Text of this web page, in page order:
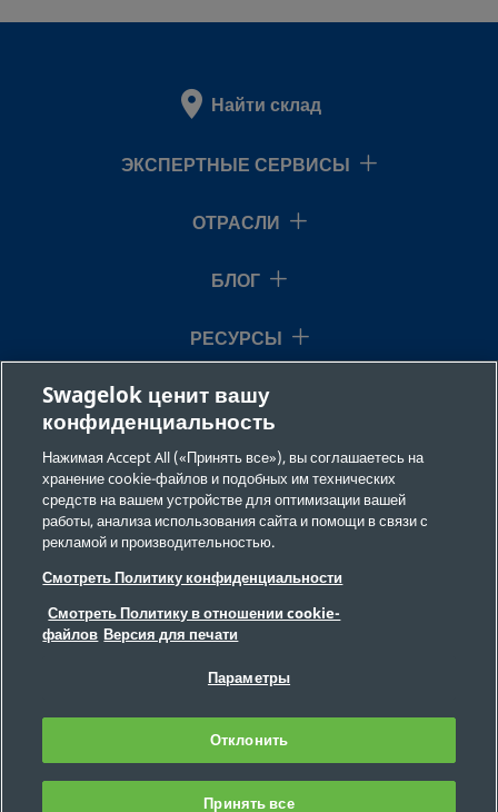
Найти склад
ЭКСПЕРТНЫЕ СЕРВИСЫ
ОТРАСЛИ
БЛОГ
РЕСУРСЫ
О НАС
Конфиденциальность
Юридическая информация
ВЫХОДНЫЕ ДАННЫЕ
Часто задаваемые вопросы
Настройки файлов cookie
Запрет на продажу и передачу
персональной информации
Swagelok ценит вашу
конфиденциальность
Нажимая Accept All («Принять все»), вы соглашаетесь на
хранение cookie-файлов и подобных им технических
средств на вашем устройстве для оптимизации вашей
работы, анализа использования сайта и помощи в связи с
рекламой и производительностью.
Смотреть Политику конфиденциальности
Смотреть Политику в отношении cookie-
файлов Версия для печати
Параметры
Отклонить
Принять все